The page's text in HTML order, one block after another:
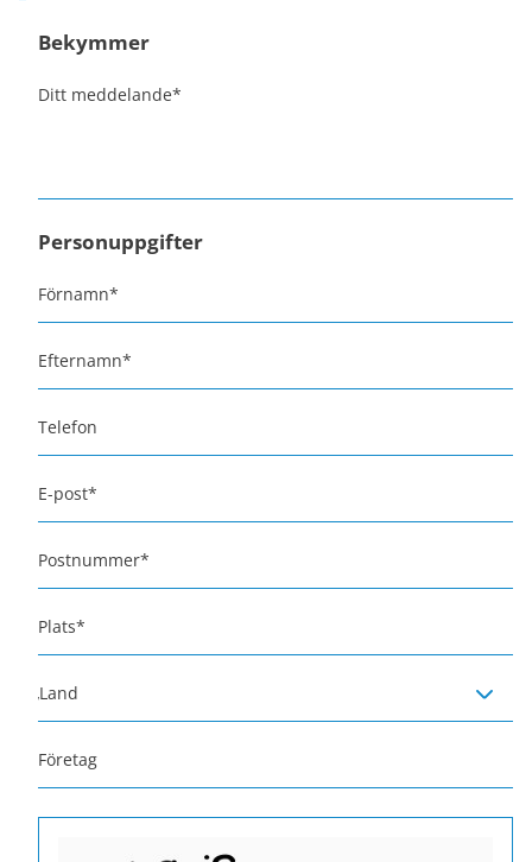
Bekymmer
Ditt meddelande*
Personuppgifter
Förnamn*
Efternamn*
Telefon
E-post*
Postnummer*
Plats*
Land
Företag